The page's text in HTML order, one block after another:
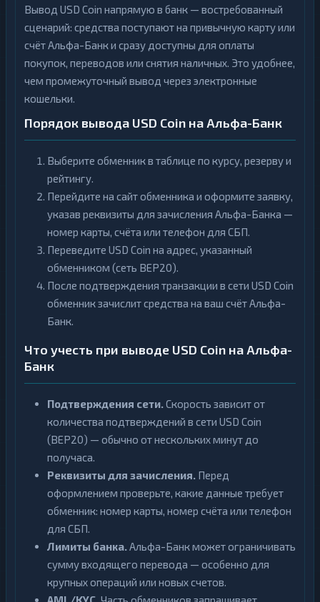
Вывод USD Coin напрямую в банк — востребованный
сценарий: средства поступают на привычную карту или
счёт Альфа-Банк и сразу доступны для оплаты
покупок, переводов или снятия наличных. Это удобнее,
чем промежуточный вывод через электронные
кошельки.
Порядок вывода USD Coin на Альфа-Банк
Выберите обменник в таблице по курсу, резерву и
рейтингу.
Перейдите на сайт обменника и оформите заявку,
указав реквизиты для зачисления Альфа-Банка —
номер карты, счёта или телефон для СБП.
Переведите USD Coin на адрес, указанный
обменником (сеть BEP20).
После подтверждения транзакции в сети USD Coin
обменник зачислит средства на ваш счёт Альфа-
Банк.
Что учесть при выводе USD Coin на Альфа-
Банк
Подтверждения сети.Скорость зависит от
количества подтверждений в сети USD Coin
(BEP20) — обычно от нескольких минут до
получаса.
Реквизиты для зачисления. Перед
оформлением проверьте, какие данные требует
обменник: номер карты, номер счёта или телефон
для СБП.
Лимиты банка.Альфа-Банк может ограничивать
сумму входящего перевода — особенно для
крупных операций или новых счетов.